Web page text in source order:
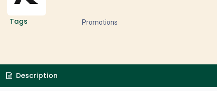
Tags Promotions
Description